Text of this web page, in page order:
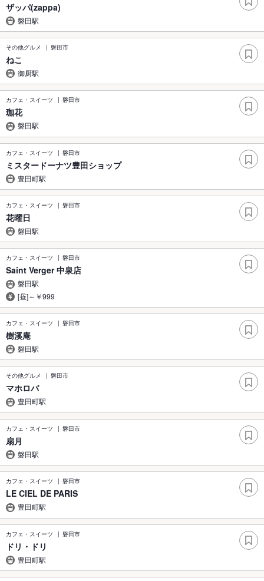
ザッパ(zappa)
磐田駅
その他グルメ 磐田市
ねこ
御厨駅
カフェ・スイーツ 磐田市
珈花
磐田駅
カフェ・スイーツ 磐田市
ミスタードーナツ豊田ショップ
豊田町駅
カフェ・スイーツ 磐田市
花曜日
磐田駅
カフェ・スイーツ 磐田市
Saint Verger 中泉店
磐田駅
[昼]～￥999
カフェ・スイーツ 磐田市
樹溪庵
磐田駅
その他グルメ 磐田市
マホロバ
豊田町駅
カフェ・スイーツ 磐田市
扇月
磐田駅
カフェ・スイーツ 磐田市
LE CIEL DE PARIS
豊田町駅
カフェ・スイーツ 磐田市
ドリ・ドリ
豊田町駅